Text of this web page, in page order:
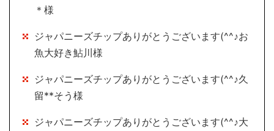
＊様
ジャパニーズチップありがとうございます(^^♪お
魚大好き鮎川様
ジャパニーズチップありがとうございます(^^♪久
留**そう様
ジャパニーズチップありがとうございます(^^♪大